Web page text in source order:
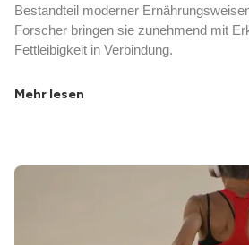
Bestandteil moderner
Forscher bringen sie zunehmend mit
Fettleibigkeit in Verbindung.
Mehr lesen